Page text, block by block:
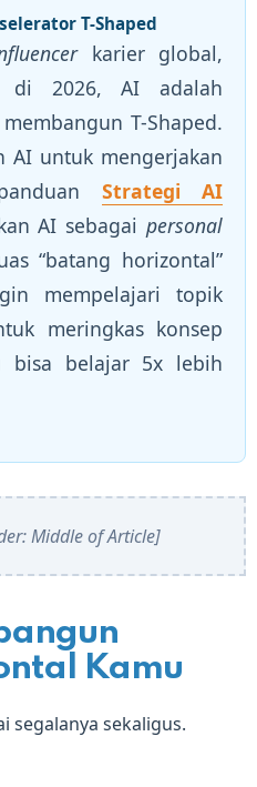
T-Shaped
karier global,
di 2026, AI adalah
T-Shaped.
AI untuk mengerjakan
Strategi AI
AI sebagai personal
“batang horizontal”
mempelajari topik
meringkas konsep
bisa belajar 5x lebih
Middle of Article]
Kamu
segalanya sekaligus.